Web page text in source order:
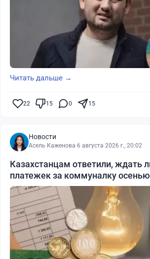
Читать дальше →
22 15 0 15
Новости
Асель Каженова·6 августа 2026 г., 20:02
Казахстанцам ответили, ждать
платежек за коммуналку осенью